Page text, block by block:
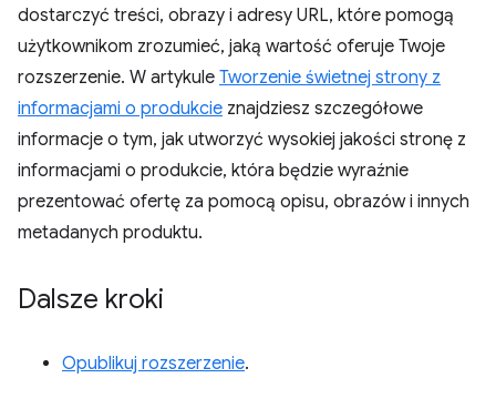
dostarczyć treści, obrazy i adresy URL, które pomogą
użytkownikom zrozumieć, jaką wartość oferuje Twoje
rozszerzenie. W artykule Tworzenie świetnej strony z
informacjami o produkcie znajdziesz szczegółowe
informacje o tym, jak utworzyć wysokiej jakości stronę z
informacjami o produkcie, która będzie wyraźnie
prezentować ofertę za pomocą opisu, obrazów i innych
metadanych produktu.
Dalsze kroki
Opublikuj rozszerzenie.